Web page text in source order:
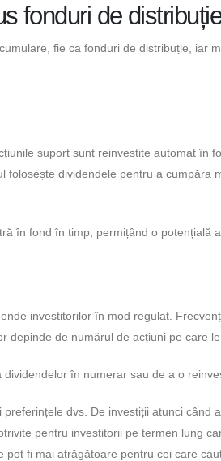
fonduri de distribuție
fie ca fonduri de distribuție, iar
suport sunt reinvestite automat în
folosește dividendele pentru a cumpăra
în fond în timp, permițând o potențială
investitorilor în mod regulat.
depinde de numărul de acțiuni pe care
în numerar sau de a o
dvs. De investiții atunci când
pentru investitorii pe termen lung
fi mai atrăgătoare pentru cei care